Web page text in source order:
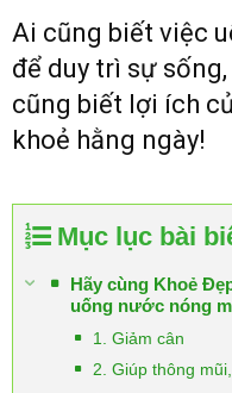
Ai cũng biết việc
để duy trì sự
cũng biết lợi ích
khoẻ hằng ngày!
Mục lục bài
Hãy cùng Khoẻ
uống nước nóng
1. Giảm cân
2. Giúp thông